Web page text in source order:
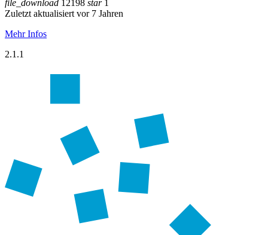
file_download 12198 star1
Zuletzt aktualisiert vor 7 Jahren
Mehr Infos
2.1.1